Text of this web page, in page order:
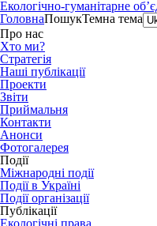
Екологічно-гуманітарне
ГоловнаПошукТемна тема
Про нас
Хто ми?
Стратегія
Наші публікації
Проекти
Звіти
Приймальня
Контакти
Анонси
Фотогалерея
Події
Міжнародні події
Події в Україні
Події організації
Публікації
Екологічні права